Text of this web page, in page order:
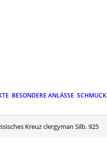
BESONDERE ANLÄSSE SCHMUCK
Kreuz clergyman Silb. 925